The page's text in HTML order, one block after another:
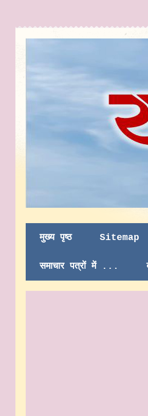
मुख्य पृष्ठ Sitemap
समाचार पत्रों में ...